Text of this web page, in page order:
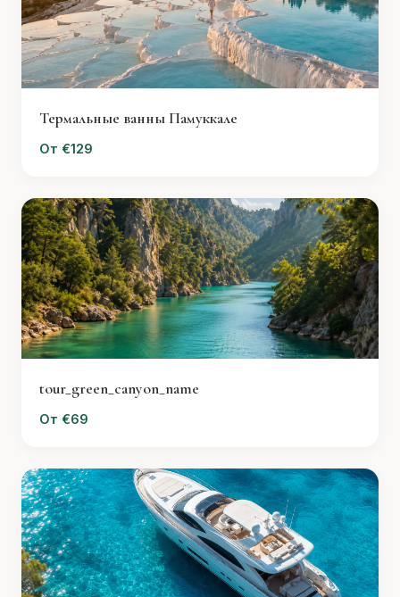
Термальные ванны Памуккале
От €129
tour_green_canyon_name
От €69